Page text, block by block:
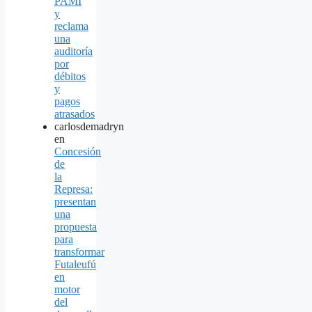
y
reclama
una
auditoría
por
débitos
y
pagos
atrasados
carlosdemadryn
en
Concesión
de
la
Represa:
presentan
una
propuesta
para
transformar
Futaleufú
en
motor
del